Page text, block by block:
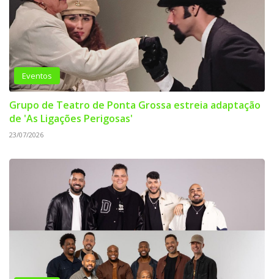
Eventos
Grupo de Teatro de Ponta Grossa estreia adaptação
de 'As Ligações Perigosas'
23/07/2026